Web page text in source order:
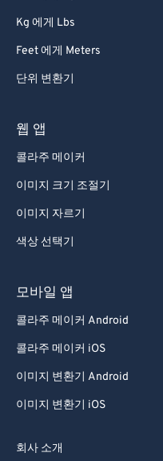
Kg 에게 Lbs
Feet 에게 Meters
단위 변환기
웹 앱
콜라주 메이커
이미지 크기 조절기
이미지 자르기
색상 선택기
모바일 앱
콜라주 메이커 Android
콜라주 메이커 iOS
이미지 변환기 Android
이미지 변환기 iOS
회사 소개